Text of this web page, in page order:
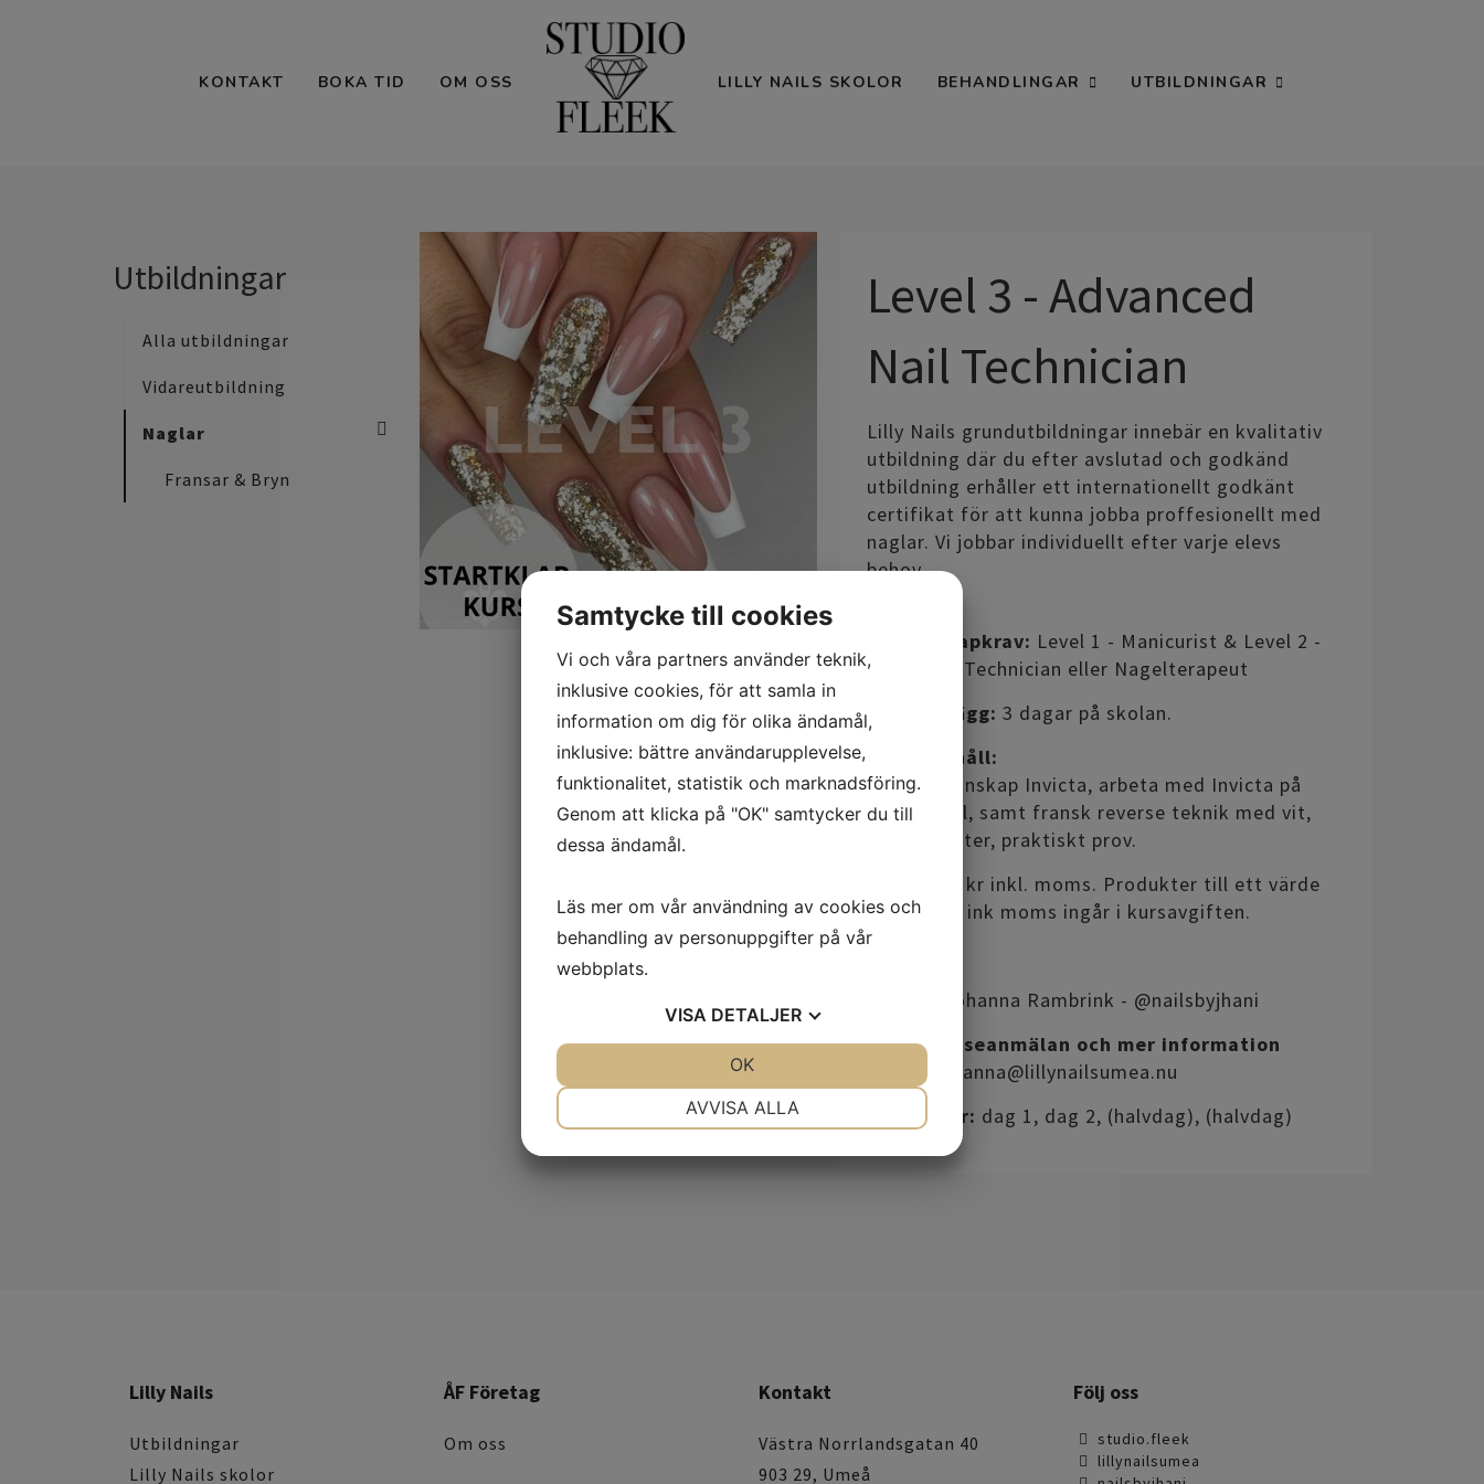
KONTAKT BOKA TID OM OSS LILLY NAILS SKOLOR BEHANDLINGAR UTBILDNINGAR
Utbildningar
Alla utbildningar
Vidareutbildning
Naglar
Fransar & Bryn
Level 3 - Advanced
Nail Technician
Lilly Nails grundutbildningar innebär en kvalitativ
utbildning där du efter avslutad och godkänd
utbildning erhåller ett internationellt godkänt
certifikat för att kunna jobba proffesionellt med
naglar. Vi jobbar individuellt efter varje elevs
behov.
Förkunskapkrav: Level 1 - Manicurist & Level 2 -
Basic Nail Technician eller Nagelterapeut
Kursupplägg: 3 dagar på skolan.
Kursinnehåll:
Produktkunskap Invicta, arbeta med Invicta på
tipp & mall, samt fransk reverse teknik med vit,
färg & glitter, praktiskt prov.
6445 kr inkl. moms. Produkter till ett värde
av 2545 kr ink moms ingår i kursavgiften.
Johanna Rambrink - @nailsbyjhani
För intresseanmälan och mer information
maila:
johanna@lillynailsumea.nu
Kursdagar: dag 1, dag 2, (halvdag), (halvdag)
Lilly Nails
Utbildningar
Lilly Nails skolor
ÅF Företag
Om oss
Kontakt
Västra Norrlandsgatan 40
903 29, Umeå
Följ oss
studio.fleek
lillynailsumea
Samtycke till cookies
Vi och våra partners använder teknik,
inklusive cookies, för att samla in
information om dig för olika ändamål,
inklusive: bättre användarupplevelse,
funktionalitet, statistik och marknadsföring.
Genom att klicka på "OK" samtycker du till
dessa ändamål.
Läs mer om vår användning av cookies och
behandling av personuppgifter på vår
webbplats.
VISA DETALJER
AVVISA ALLA
OK